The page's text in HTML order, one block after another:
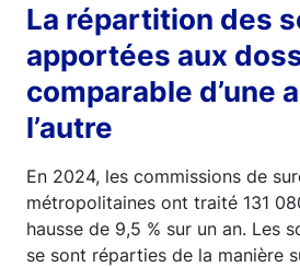
La répartition des
apportées aux
comparable d’une
l’autre
En 2024, les commissions de
métropolitaines ont traité 131
hausse de 9,5 % sur un an. Les
se sont réparties de la manière